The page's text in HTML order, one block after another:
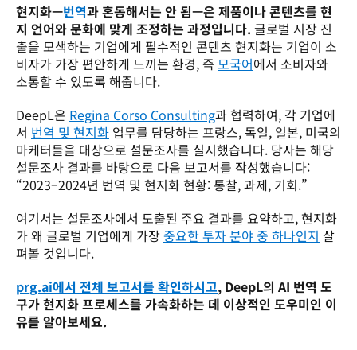
현지화—번역과 혼동해서는 안 됨—은 제품이나 콘텐츠를 현
지 언어와 문화에 맞게 조정하는 과정입니다. 글로벌 시장 진
출을 모색하는 기업에게 필수적인 콘텐츠 현지화는 기업이 소
비자가 가장 편안하게 느끼는 환경, 즉 모국어에서 소비자와
소통할 수 있도록 해줍니다.
DeepL은 Regina Corso Consulting과 협력하여, 각 기업에
서 번역 및 현지화 업무를 담당하는 프랑스, 독일, 일본, 미국의
마케터들을 대상으로 설문조사를 실시했습니다. 당사는 해당
설문조사 결과를 바탕으로 다음 보고서를 작성했습니다:
“2023–2024년 번역 및 현지화 현황: 통찰, 과제, 기회.”
여기서는 설문조사에서 도출된 주요 결과를 요약하고, 현지화
가 왜 글로벌 기업에게 가장 중요한 투자 분야 중 하나인지 살
펴볼 것입니다.
prg.ai에서 전체 보고서를 확인하시고, DeepL의 AI 번역 도
구가 현지화 프로세스를 가속화하는 데 이상적인 도우미인 이
유를 알아보세요.